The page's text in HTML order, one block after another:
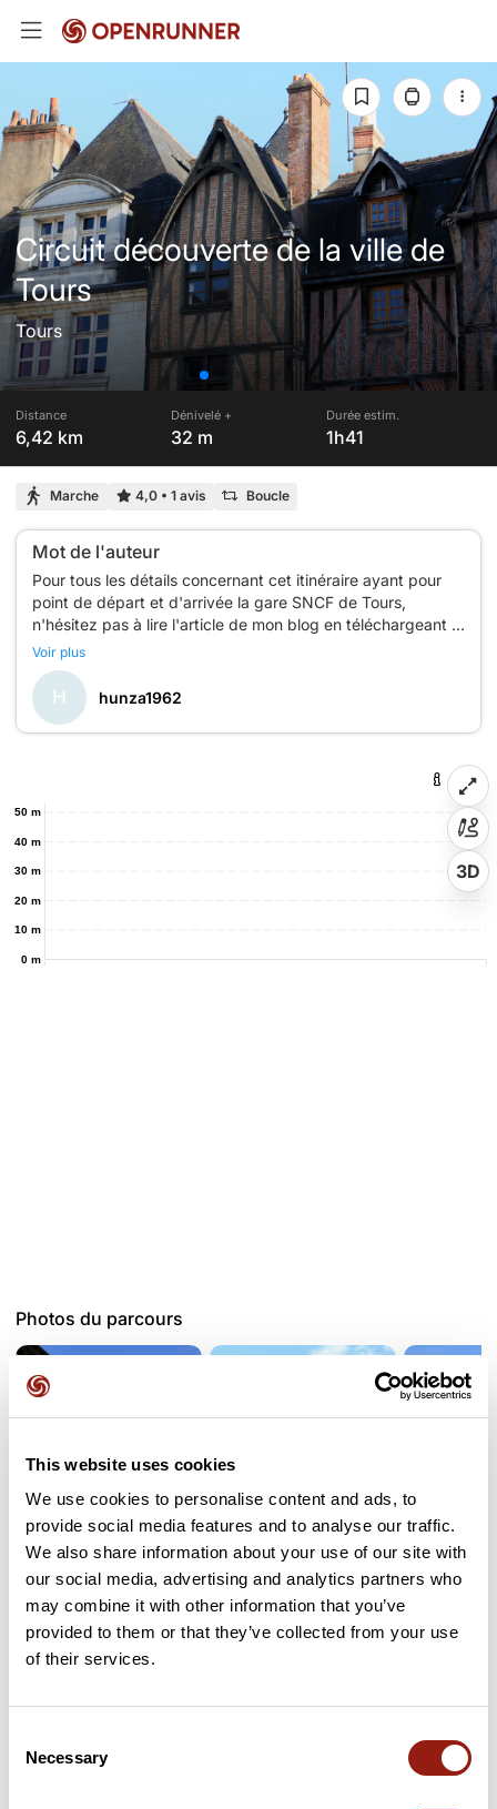
This website uses cookies
We use cookies to personalise content and ads, to
provide social media features and to analyse our traffic.
We also share information about your use of our site with
our social media, advertising and analytics partners who
may combine it with other information that you’ve
provided to them or that they’ve collected from your use
of their services.
Selection
Necessary
Circuit découverte de la ville de
Tours
Tours
Distance
6,42 km
Dénivelé +
32 m
Durée estim.
1h41
Marche 4,0 • 1 avis Boucle
Mot de l'auteur
Pour tous les détails concernant cet itinéraire ayant pour
point de départ et d'arrivée la gare SNCF de Tours,
n'hésitez pas à lire l'article de mon blog en téléchargeant le
lien url suivant :
https://www.hunza.pro/2015/10/visiter-tours-en-une-
Voir plus
H hunza1962
0 m
10 m
20 m
30 m
40 m
50 m
3D
Photos du parcours
Avis des utilisateurs Voir tous les avis
4,0• 1 avis
D dom2464